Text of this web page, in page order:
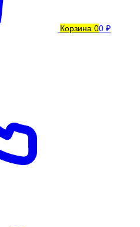
Корзина 00 ₽